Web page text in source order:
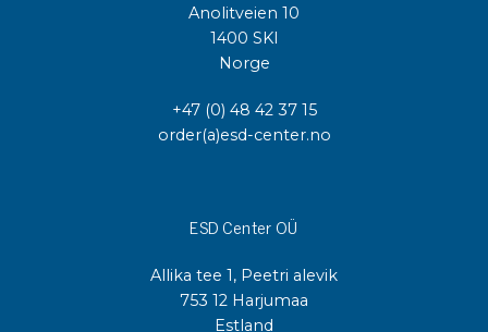
Anolitveien 10
1400 SKI
Norge
+47 (0) 48 42 37 15
order(a)esd-center.no
ESD Center OÜ
Allika tee 1, Peetri alevik
753 12 Harjumaa
Estland